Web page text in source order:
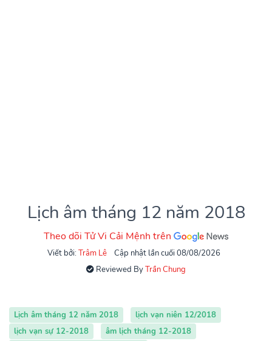
Lịch âm tháng 12 năm 2018
Theo dõi Tử Vi Cải Mệnh trên
Viết bởi: Trâm Lê
Cập nhật lần cuối 08/08/2026
Reviewed ByTrần Chung
Lịch âm tháng 12 năm 2018
lịch vạn niên 12/2018
lịch vạn sự 12-2018
âm lịch tháng 12-2018